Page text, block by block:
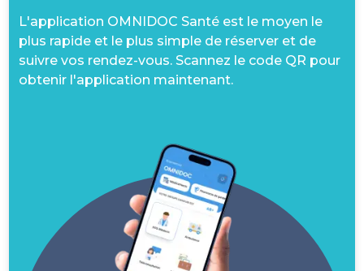
L'application OMNIDOC Santé est le moyen le
plus rapide et le plus simple de réserver et de
suivre vos rendez-vous. Scannez le code QR pour
obtenir l'application maintenant.